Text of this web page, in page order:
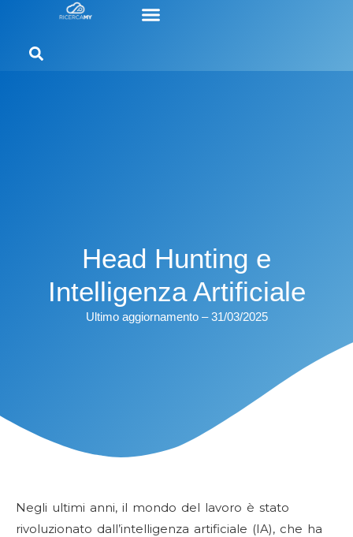
Head Hunting e
Intelligenza Artificiale
Ultimo aggiornamento – 31/03/2025
Negli ultimi anni, il mondo del lavoro è stato
rivoluzionato dall’intelligenza artificiale (IA), che ha